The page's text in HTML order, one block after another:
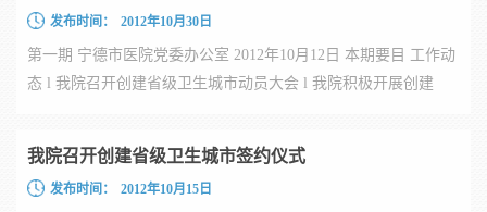
发布时间： 2012年10月30日
第一期 宁德市医院党委办公室 2012年10月12日 本期要目 工作动
态 l 我院召开创建省级卫生城市动员大会 l 我院积极开展创建
我院召开创建省级卫生城市签约仪式
发布时间： 2012年10月15日